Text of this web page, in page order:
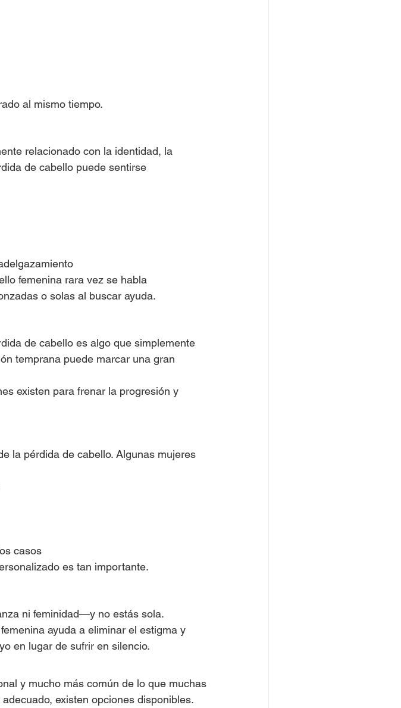
al mismo tiempo.
relacionado con la identidad, la
de cabello puede sentirse
femenina rara vez se habla
o solas al buscar ayuda.
de cabello es algo que simplemente
temprana puede marcar una gran
existen para frenar la progresión y
la pérdida de cabello. Algunas mujeres
casos
es tan importante.
ni feminidad—y no estás sola.
ayuda a eliminar el estigma y
en lugar de sufrir en silencio.
y mucho más común de lo que muchas
existen opciones disponibles.